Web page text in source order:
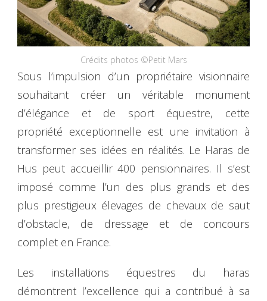
Crédits photos ©Petit Mars
Sous l’impulsion d’un propriétaire visionnaire
souhaitant créer un véritable monument
d’élégance et de sport équestre, cette
propriété exceptionnelle est une invitation à
transformer ses idées en réalités. Le Haras de
Hus peut accueillir 400 pensionnaires. Il s’est
imposé comme l’un des plus grands et des
plus prestigieux élevages de chevaux de saut
d’obstacle, de dressage et de concours
complet en France.
Les installations équestres du haras
démontrent l’excellence qui a contribué à sa